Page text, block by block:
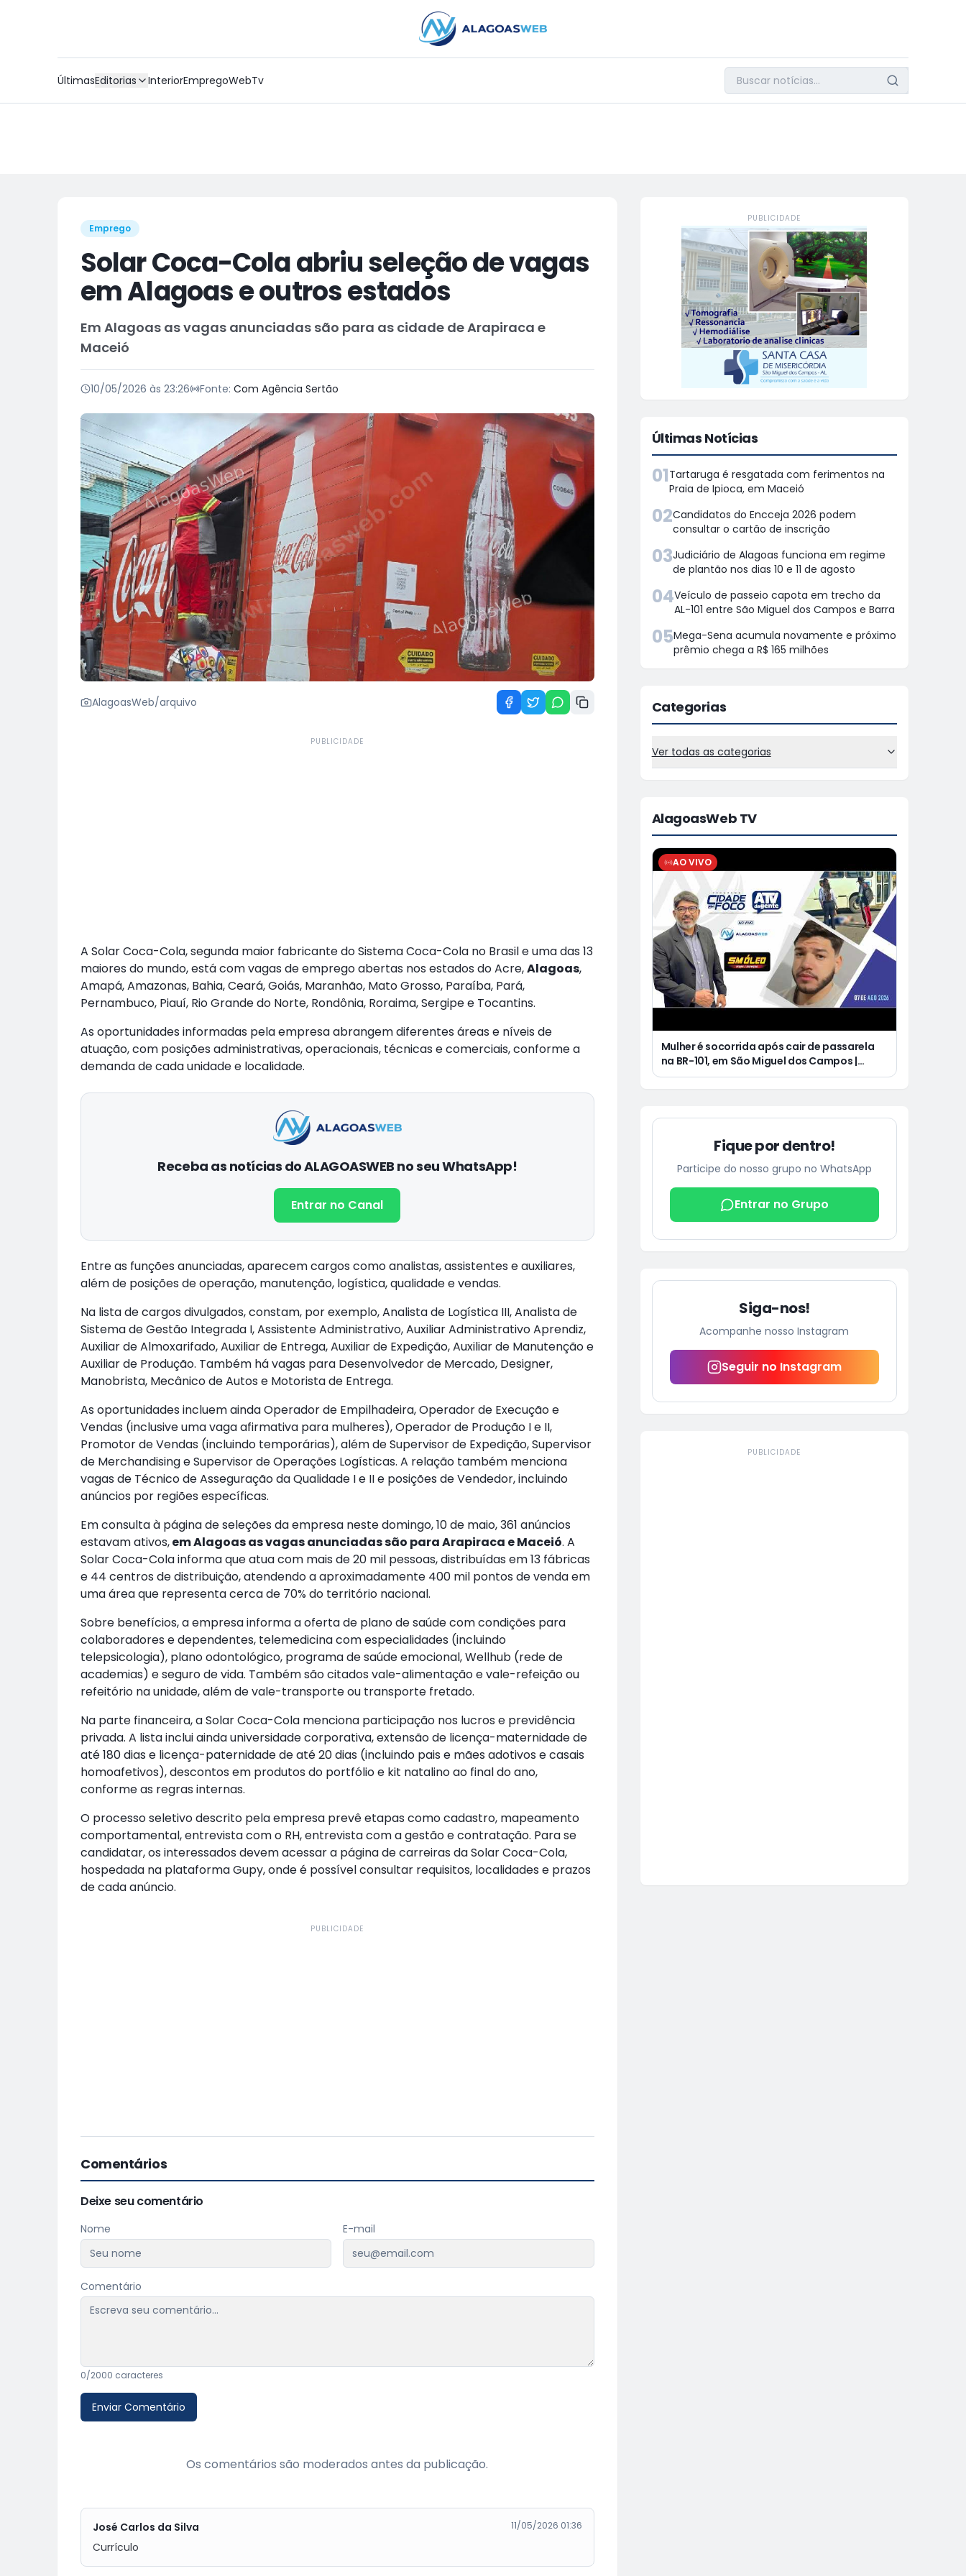
ÚltimasEditorias InteriorEmpregoWebTv
PUBLICIDADE
Emprego
Solar Coca-Cola abriu seleção de vagas
em Alagoas e outros estados
Em Alagoas as vagas anunciadas são para as cidade de Arapiraca e
Maceió
10/05/2026 às 23:26 Fonte: Com Agência Sertão
AlagoasWeb/arquivo
PUBLICIDADE
A Solar Coca-Cola, segunda maior fabricante do Sistema Coca-Cola no Brasil e uma das 13
maiores do mundo, está com vagas de emprego abertas nos estados do Acre,Alagoas,
Amapá, Amazonas, Bahia, Ceará, Goiás, Maranhão, Mato Grosso, Paraíba, Pará,
Pernambuco, Piauí, Rio Grande do Norte, Rondônia, Roraima, Sergipe e Tocantins.
As oportunidades informadas pela empresa abrangem diferentes áreas e níveis de
atuação, com posições administrativas, operacionais, técnicas e comerciais, conforme a
demanda de cada unidade e localidade.
Receba as notícias do ALAGOASWEB no seu WhatsApp!
Entrar no Canal
Entre as funções anunciadas, aparecem cargos como analistas, assistentes e auxiliares,
além de posições de operação, manutenção, logística, qualidade e vendas.
Na lista de cargos divulgados, constam, por exemplo, Analista de Logística III, Analista de
Sistema de Gestão Integrada I, Assistente Administrativo, Auxiliar Administrativo Aprendiz,
Auxiliar de Almoxarifado, Auxiliar de Entrega, Auxiliar de Expedição, Auxiliar de Manutenção e
Auxiliar de Produção. Também há vagas para Desenvolvedor de Mercado, Designer,
Manobrista, Mecânico de Autos e Motorista de Entrega.
As oportunidades incluem ainda Operador de Empilhadeira, Operador de Execução e
Vendas (inclusive uma vaga afirmativa para mulheres), Operador de Produção I e II,
Promotor de Vendas (incluindo temporárias), além de Supervisor de Expedição, Supervisor
de Merchandising e Supervisor de Operações Logísticas. A relação também menciona
vagas de Técnico de Asseguração da Qualidade I e II e posições de Vendedor, incluindo
anúncios por regiões específicas.
Em consulta à página de seleções da empresa neste domingo, 10 de maio, 361 anúncios
estavam ativos,em Alagoas as vagas anunciadas são para Arapiraca e Maceió. A
Solar Coca-Cola informa que atua com mais de 20 mil pessoas, distribuídas em 13 fábricas
e 44 centros de distribuição, atendendo a aproximadamente 400 mil pontos de venda em
uma área que representa cerca de 70% do território nacional.
Sobre benefícios, a empresa informa a oferta de plano de saúde com condições para
colaboradores e dependentes, telemedicina com especialidades (incluindo
telepsicologia), plano odontológico, programa de saúde emocional, Wellhub (rede de
academias) e seguro de vida. Também são citados vale-alimentação e vale-refeição ou
refeitório na unidade, além de vale-transporte ou transporte fretado.
Na parte financeira, a Solar Coca-Cola menciona participação nos lucros e previdência
privada. A lista inclui ainda universidade corporativa, extensão de licença-maternidade de
até 180 dias e licença-paternidade de até 20 dias (incluindo pais e mães adotivos e casais
homoafetivos), descontos em produtos do portfólio e kit natalino ao final do ano,
conforme as regras internas.
O processo seletivo descrito pela empresa prevê etapas como cadastro, mapeamento
comportamental, entrevista com o RH, entrevista com a gestão e contratação. Para se
candidatar, os interessados devem acessar a página de carreiras da Solar Coca-Cola,
hospedada na plataforma Gupy, onde é possível consultar requisitos, localidades e prazos
de cada anúncio.
PUBLICIDADE
Comentários
Deixe seu comentário
Nome E-mail
Comentário
0/2000 caracteres
Enviar Comentário
Os comentários são moderados antes da publicação.
José Carlos da Silva 11/05/2026 01:36
Currículo
PUBLICIDADE
Últimas Notícias
01Tartaruga é resgatada com ferimentos na
Praia de Ipioca, em Maceió
02Candidatos do Encceja 2026 podem
consultar o cartão de inscrição
03Judiciário de Alagoas funciona em regime
de plantão nos dias 10 e 11 de agosto
04Veículo de passeio capota em trecho da
AL-101 entre São Miguel dos Campos e Barra
05Mega-Sena acumula novamente e próximo
prêmio chega a R$ 165 milhões
Categorias
Ver todas as categorias
AlagoasWeb TV
AO VIVO
Mulher é socorrida após cair de passarela
na BR-101, em São Miguel dos Campos |
Jovem de 25 anos morre após acidente de
Fique por dentro!
Participe do nosso grupo no WhatsApp
Entrar no Grupo
Siga-nos!
Acompanhe nosso Instagram
Seguir no Instagram
PUBLICIDADE